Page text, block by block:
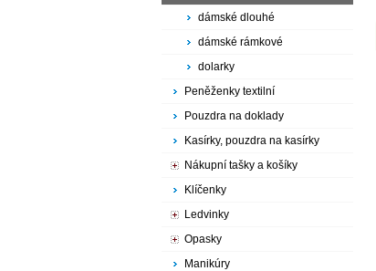
dámské dlouhé
dámské rámkové
dolarky
Peněženky textilní
Pouzdra na doklady
Kasírky, pouzdra na kasírky
Nákupní tašky a košíky
Klíčenky
Ledvinky
Opasky
Manikúry